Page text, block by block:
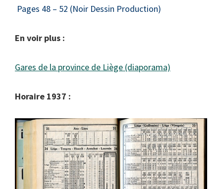
Pages 48 – 52 (Noir Dessin Production)
En voir plus :
Gares de la province de Liège (diaporama)
Horaire 1937 :